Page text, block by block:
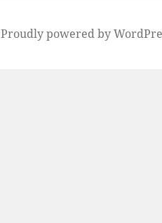
Proudly powered by